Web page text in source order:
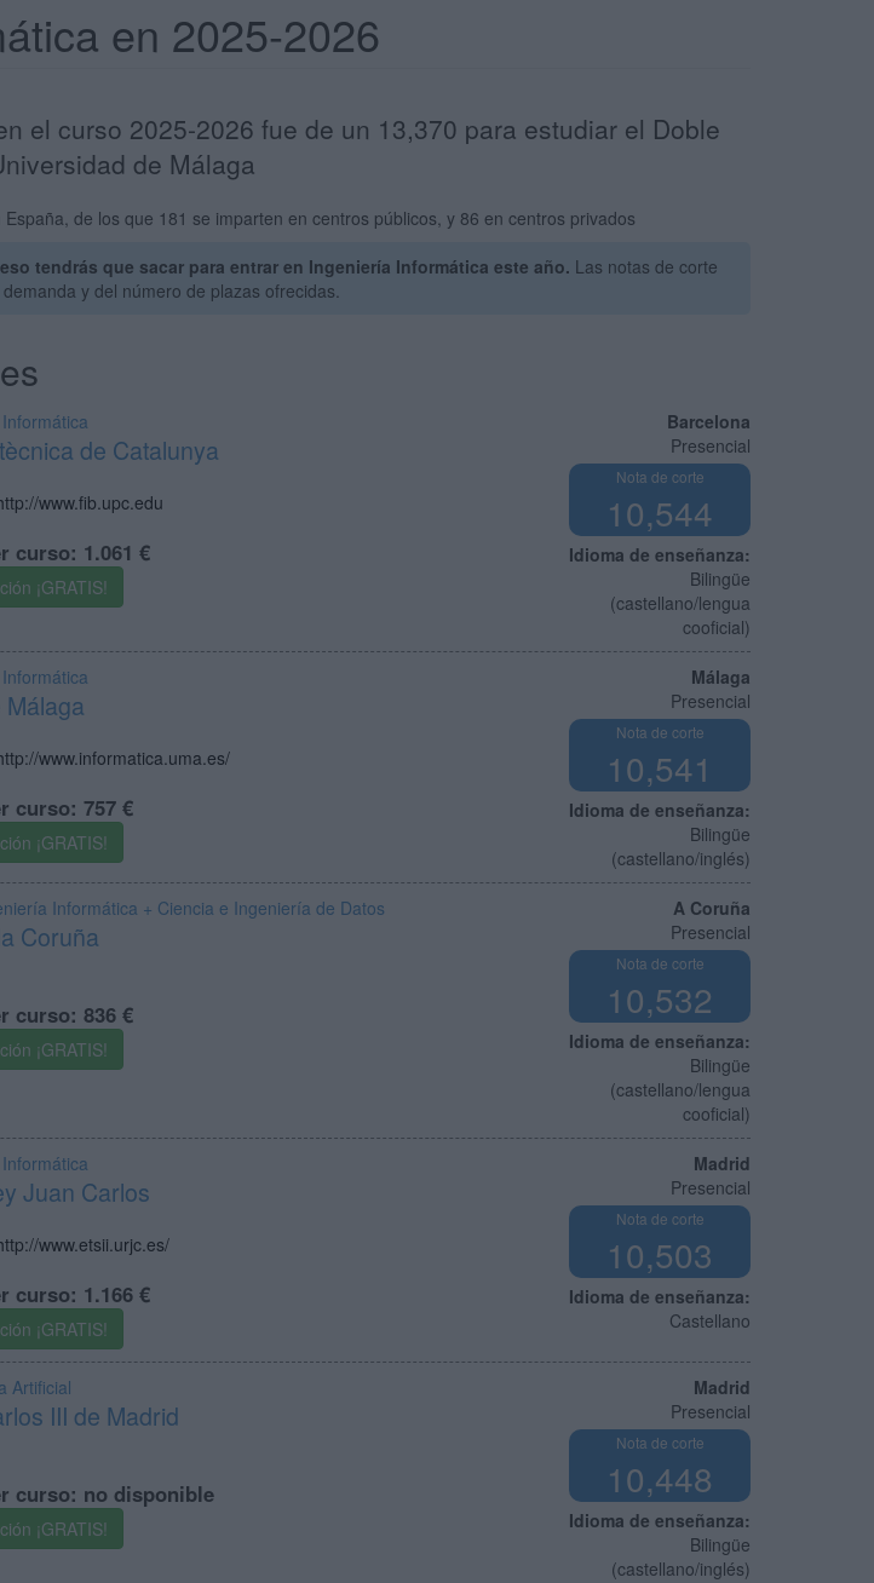
en 2025-2026
el curso 2025-2026 fue de un 13,370 para estudiar el Doble
de Málaga
de los que 181 se imparten en centros públicos, y 86 en centros privados
tendrás que sacar para entrar en Ingeniería Informática este año. Las notas de corte
y del número de plazas ofrecidas.
Barcelona
Presencial
Nota de corte
10,544
Idioma de enseñanza:
Bilingüe
(castellano/lengua
cooficial)
de Catalunya
www.fib.upc.edu
curso: 1.061 €
¡GRATIS!
Málaga
Presencial
Nota de corte
10,541
Idioma de enseñanza:
Bilingüe
(castellano/inglés)
www.informatica.uma.es/
curso: 757 €
¡GRATIS!
A Coruña
Presencial
Nota de corte
10,532
Idioma de enseñanza:
Bilingüe
(castellano/lengua
cooficial)
Informática + Ciencia e Ingeniería de Datos
Coruña
curso: 836 €
¡GRATIS!
Madrid
Presencial
Nota de corte
10,503
Idioma de enseñanza:
Castellano
Juan Carlos
www.etsii.urjc.es/
curso: 1.166 €
¡GRATIS!
Madrid
Presencial
Nota de corte
10,448
Idioma de enseñanza:
Bilingüe
(castellano/inglés)
Artificial
III de Madrid
curso: no disponible
¡GRATIS!